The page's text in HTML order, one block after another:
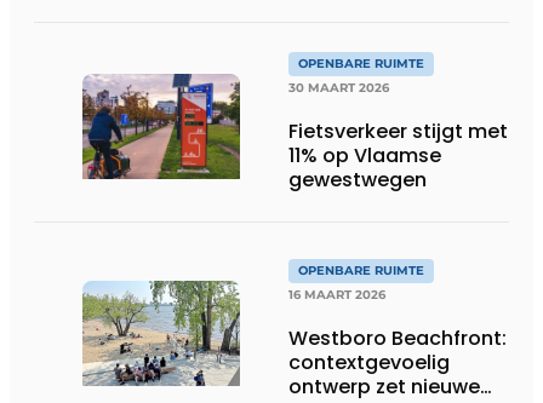
OPENBARE RUIMTE
30 MAART 2026
Fietsverkeer stijgt met
11% op Vlaamse
gewestwegen
OPENBARE RUIMTE
16 MAART 2026
Westboro Beachfront:
contextgevoelig
ontwerp zet nieuwe